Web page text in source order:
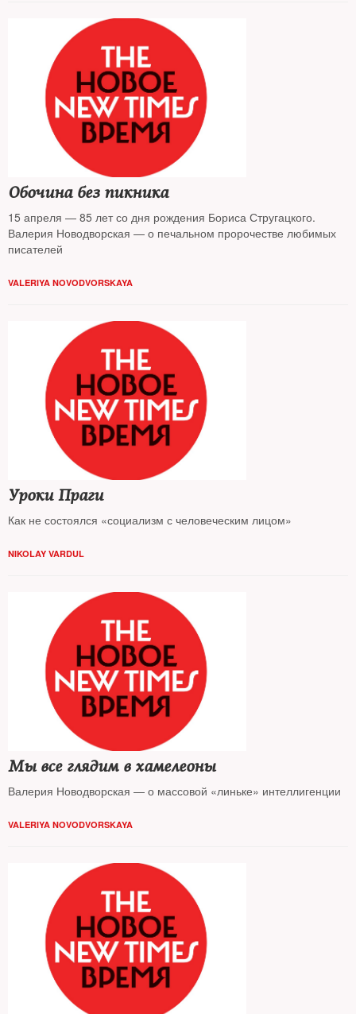
Обочина без пикника
15 апреля — 85 лет со дня рождения Бориса Стругацкого.
Валерия Новодворская — о печальном пророчестве любимых
писателей
VALERIYA NOVODVORSKAYA
Уроки Праги
Как не состоялся «социализм с человеческим лицом»
NIKOLAY VARDUL
Мы все глядим в хамелеоны
Валерия Новодворская — о массовой «линьке» интеллигенции
VALERIYA NOVODVORSKAYA